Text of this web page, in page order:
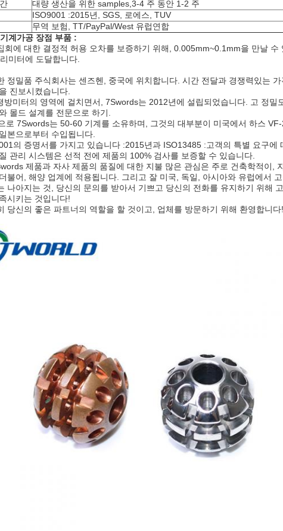
대량 생산을 위한 samples,3-4 주 동안 1-2 주
ISO9001 :2015년, SGS, 로에스, TUV
무역 보험, TT/PayPal/West 유럽연합
계가공 장점 부품 :
회에 대한 결정적 허용 오차를 보증하기 위해, 0.005mm~0.1mm을 만날
미터에 도달합니다.
정밀품 주식회사는 센즈헨, 중국에 위치합니다. 시간 전달과 경쟁력있는
진보시켰습니다.
방미터의 영역에 걸치면서, 7Swords는 2012년에 설립되었습니다. 고 정
몰드 설계를 전문으로 하기.
로 7Swords는 50-60 기계를 소유하며, 그것의 대부분이 미국에서 하스
본으로부터 수입됩니다.
의 증명서를 가지고 있습니다 :2015년과 ISO13485 :고객의 특별 요구
관리 시스템은 선적 전에 제품의 100% 검사를 보증할 수 있습니다.
제품과 자사 제품의 품질에 대한 지불 많은 관심은 주로 건축학적이,
불어, 해양 업계에 적용됩니다. 그리고 잘 미국, 독일, 아시아와 유럽에서
나아지는 것, 당신의 문의를 받아서 기쁘고 당신의 전화를 유지하기 위해
시키는 것입니다!
당신의 좋은 파트너의 역할을 할 것이고, 업체를 방문하기 위해 환영합니다!